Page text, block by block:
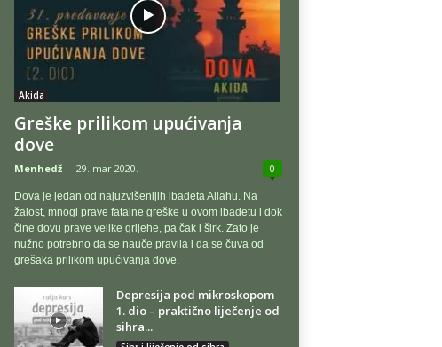
Akida
Greške prilikom upućivanja
dove
Menhedž - 29. mar 2020. 0
Dova je jedan od najuzvišenijih ibadeta Allahu. Na
žalost, mnogi prave fatalne greške u ovom ibadetu i dok
čine dovu prave velike grijehe, pa čak i širk. Zato je
nužno potrebno da se nauče pravila i da se čuva od
grešaka prilikom upućivanja dove.
Depresija pod mikroskopom
1. dio – praktično liječenje od
sihra...